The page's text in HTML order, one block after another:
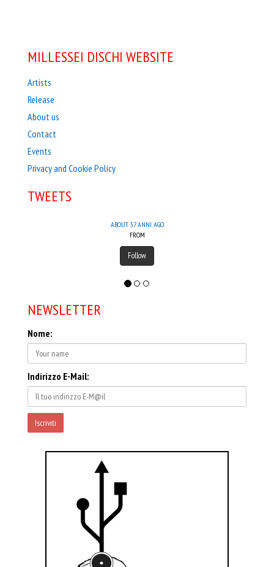
MILLESSEI DISCHI WEBSITE
Artists
Release
About us
Contact
Events
Privacy and Cookie Policy
TWEETS
ABOUT 57 ANNI AGO
FROM
Follow
NEWSLETTER
Nome:
Indirizzo E-Mail: